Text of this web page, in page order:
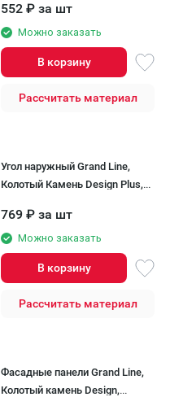
552 ₽ за шт
Можно заказать
В корзину
Рассчитать материал
Угол наружный Grand Line,
Колотый Камень Design Plus,
769 ₽ за шт
Можно заказать
В корзину
Рассчитать материал
Фасадные панели Grand Line,
Колотый камень Design,